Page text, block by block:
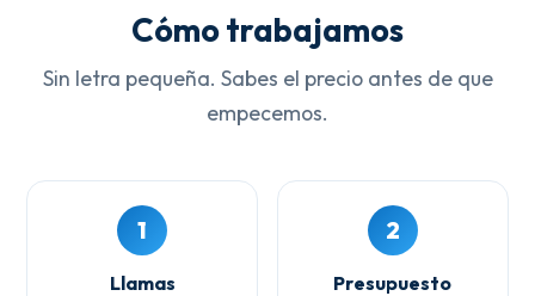
Cómo trabajamos
Sin letra pequeña. Sabes el precio antes de que
empecemos.
1
Llamas
2
Presupuesto